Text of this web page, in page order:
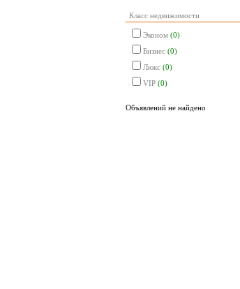
Класс недвижимости
Эконом (0)
Бизнес (0)
Люкс (0)
VIP (0)
Объявлений не найдено